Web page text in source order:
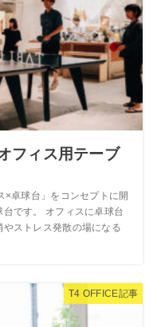
フィス用テーブ
×卓球台」をコンセプトに開
です。 オフィスに卓球台
ストレス発散の場になる
T4 OFFICE記事